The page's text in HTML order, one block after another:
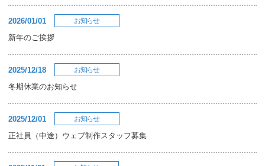
2026/01/01 お知らせ
新年のご挨拶
2025/12/18 お知らせ
冬期休業のお知らせ
2025/12/01 お知らせ
正社員（中途）ウェブ制作スタッフ募集